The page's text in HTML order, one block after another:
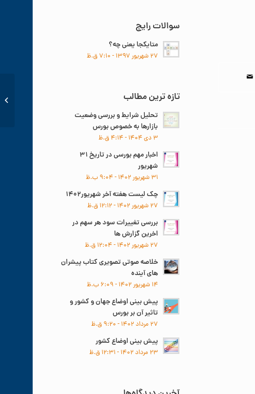
سوالات رایج
متایکجا یعنی چه؟
۲۷ شهریور ۱۳۹۷ - ۷:۱۰ ق.ظ
تازه ترین مطالب
تحلیل شرایط و بررسی وضعیت
بازارها به خصوص بورس
۳ دی ۱۴۰۴ - ۴:۱۴ ق.ظ
اخبار مهم بورسی در تاریخ ۳۱
شهریور
۳۱ شهریور ۱۴۰۲ - ۹:۰۴ ب.ظ
چک لیست هفته آخر شهریور۱۴۰۲
۲۷ شهریور ۱۴۰۲ - ۱۲:۱۲ ق.ظ
بررسی تغییرات سود هر سهم در
اخرین گزارش ها
۲۷ شهریور ۱۴۰۲ - ۱۲:۰۴ ق.ظ
خلاصه صوتی تصویری کتاب پیشران
های آینده
۱۴ شهریور ۱۴۰۲ - ۶:۰۹ ب.ظ
پیش بینی اوضاع جهان و کشور و
تاثیر آن بر بورس
۲۷ مرداد ۱۴۰۲ - ۹:۲۰ ق.ظ
پیش بینی اوضاع کشور
۲۳ مرداد ۱۴۰۲ - ۱۲:۳۱ ق.ظ
سه